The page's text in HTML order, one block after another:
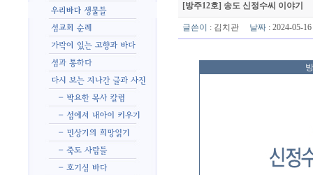
[방주12호] 송도 신정수씨 이야기
글쓴이 : 김치관 날짜 : 2024-05-